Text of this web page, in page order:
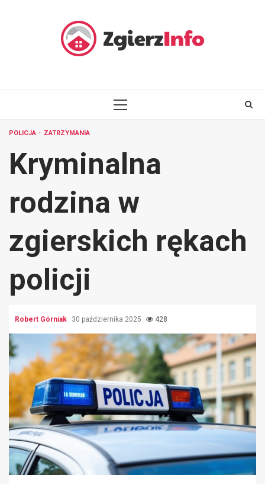
PRIMARY
POLICJA ZATRZYMANIA
Kryminalna
rodzina w
zgierskich rękach
policji
Robert Górniak 30 października 2025 428